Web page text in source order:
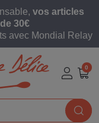
vos articles
30€
avec Mondial Relay
0